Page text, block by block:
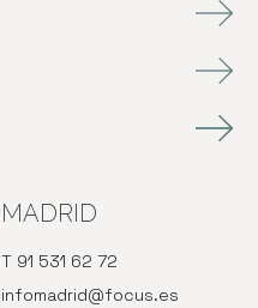
MADRID
T 91 531 62 72
infomadrid@focus.es